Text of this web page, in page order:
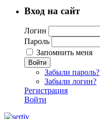
Вход на сайт
Логин
Пароль
Запомнить меня
Войти
Забыли пароль?
Забыли логин?
Регистрация
Войти